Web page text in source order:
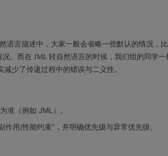
语言描述中，大家一般会省略一些默认的情况，
。而在 JML 转自然语言的时候，我们组的同学一
少了传递过程中的错误与二义性。
（例如 JML）。
用/性能约束”，并明确优先级与异常优先级。